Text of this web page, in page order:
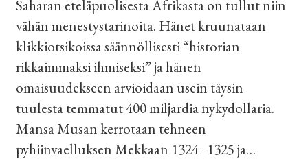
Saharan eteläpuolisesta Afrikasta on tullut niin
vähän menestystarinoita. Hänet kruunataan
klikkiotsikoissa säännöllisesti “historian
rikkaimmaksi ihmiseksi” ja hänen
omaisuudekseen arvioidaan usein täysin
tuulesta temmatut 400 miljardia nykydollaria.
Mansa Musan kerrotaan tehneen
pyhiinvaelluksen Mekkaan 1324–1325 ja…